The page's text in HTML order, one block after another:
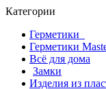
Категории
Герметики
Герметики
Всё для дома
Замки
Изделия из